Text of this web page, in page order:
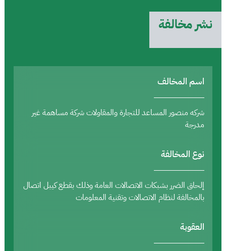
نشر مخالفة
اسم المخالف
شركه منصور المساعد للتجارة والمقاولات شركة مساهمة غير
مدرجة
نوع المخالفة
إلحاق الضرر بشبكات الاتصالات العامة وذلك بقطع كيبل اتصال
بالمخالفة لنظام الاتصالات وتقنية المعلومات
العقوبة